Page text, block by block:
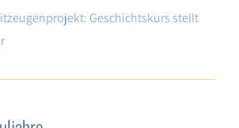
Geschichtskurs stellt